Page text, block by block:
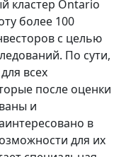
кластер Ontario
более 100
с целью
По сути,
всех
после оценки
и
в
для их